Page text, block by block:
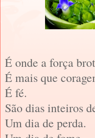
É onde a força
É mais que
É fé.
São dias inteiros
Um dia de perda.